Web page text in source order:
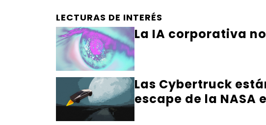
LECTURAS DE INTERÉS
La IA corporativa
Las Cybertruck
escape de la NASA